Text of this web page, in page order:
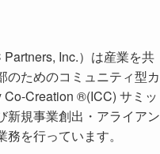
Inc.）は産業を共
のためのコミュニティ型カ
Co-Creation ®(ICC) サミッ
新規事業創出・アライアン
を行っています。